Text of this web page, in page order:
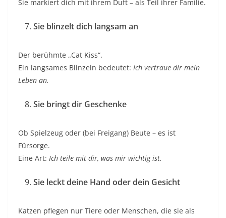
Sie markiert dich mit ihrem Duft – als Teil ihrer Familie.
Sie blinzelt dich langsam an
Der berühmte „Cat Kiss“.
Ein langsames Blinzeln bedeutet: Ich vertraue dir mein
Leben an.
Sie bringt dir Geschenke
Ob Spielzeug oder (bei Freigang) Beute – es ist
Fürsorge.
Eine Art: Ich teile mit dir, was mir wichtig ist.
Sie leckt deine Hand oder dein Gesicht
Katzen pflegen nur Tiere oder Menschen, die sie als